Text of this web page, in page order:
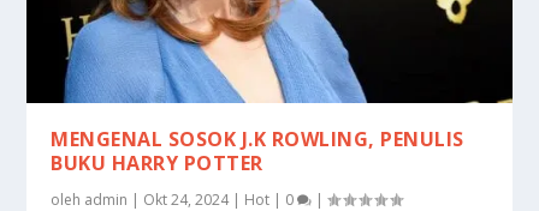
MENGENAL SOSOK J.K ROWLING, PENULIS
BUKU HARRY POTTER
oleh admin | Okt 24, 2024| Hot | 0 |